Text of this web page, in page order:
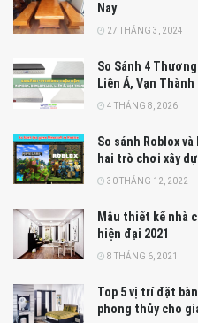
Nay
27 THÁNG 3, 2024
So Sánh 4
Liên Á, Vạn Thành
4 THÁNG 8, 2026
So sánh Roblox
hai trò chơi xây
30 THÁNG 12, 2022
Mẫu thiết kế nhà
hiện đại 2021
8 THÁNG 6, 2021
Top 5 vị trí đặt
phong thủy cho